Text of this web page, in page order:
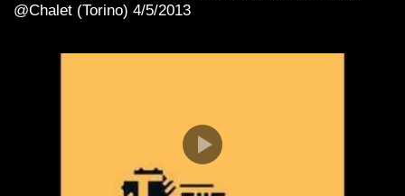
@Chalet (Torino) 4/5/2013